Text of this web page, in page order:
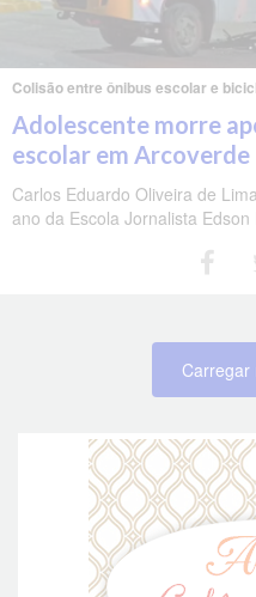
Colisão entre ônibus escolar e
Adolescente morre
escolar em Arcoverde
Carlos Eduardo Oliveira de
ano da Escola Jornalista Edson
Carregar